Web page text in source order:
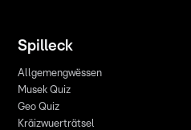
Spilleck
Allgemengwëssen
Musek Quiz
Geo Quiz
Kräizwuerträtsel